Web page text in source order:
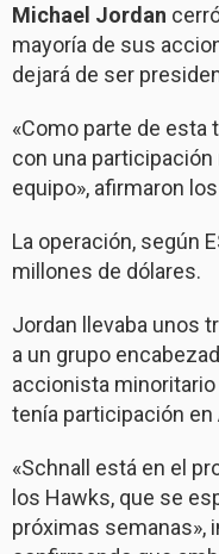
Michael Jordan
mayoría de sus
dejará de ser
«Como parte de esta
con una
equipo», afirmaron
La operación, según
millones de dólares.
Jordan llevaba unos
a un grupo
accionista minoritario
tenía participación en
«Schnall está en el
los Hawks, que se
próximas semanas»,